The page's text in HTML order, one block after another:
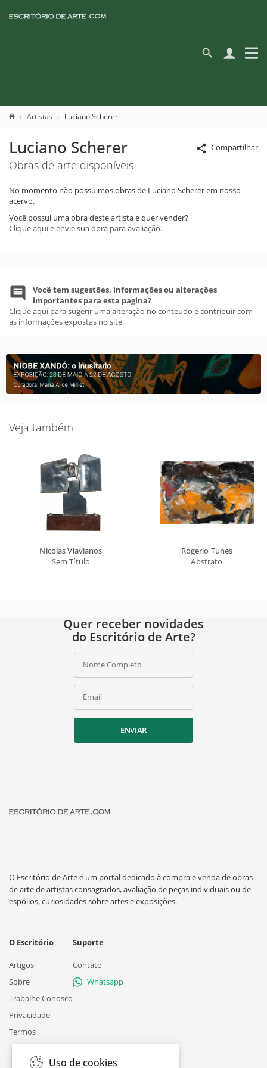
Artistas Luciano Scherer
Compartilhar
Luciano Scherer
Obras de arte disponíveis
No momento não possuimos obras de Luciano Scherer em nosso
acervo.
Você possui uma obra deste artista e quer vender?
Clique aqui e envie sua obra para avaliação.
Você tem sugestões, informações ou alterações
importantes para esta pagina?
Clique aqui para sugerir uma alteração no conteudo e contribuir com
as informações expostas no site.
Veja também
Nicolas Vlavianos
Sem Título
Rogerio Tunes
Abstrato
Quer receber novidades
do Escritório de Arte?
Nome Completo
Email
ENVIAR
O Escritório de Arte é um portal dedicado à compra e venda de obras
de arte de artistas consagrados, avaliação de peças individuais ou de
espólios, curiosidades sobre artes e exposições.
O Escritório
Artigos
Sobre
Trabalhe Conosco
Privacidade
Termos
Suporte
Contato
Whatsapp
Uso de cookies